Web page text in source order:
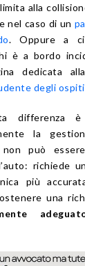
alla
nel caso di un
. Oppure a
è a bordo
dedicata
degli ospiti
differenza
la
non può
richiede
più
una